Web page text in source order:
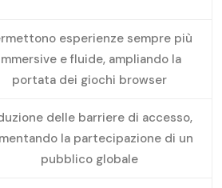
esperienze sempre più
e fluide, ampliando la
portata dei giochi browser
delle barriere di accesso,
la partecipazione di un
pubblico globale